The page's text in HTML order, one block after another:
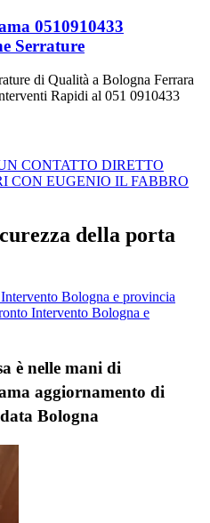
0510910433
Serrature
di Qualità a Bologna Ferrara
Rapidi al 051 0910433
CONTATTO DIRETTO
CON EUGENIO IL FABBRO
della porta
Bologna e provincia
Intervento Bologna e
è nelle mani di
aggiornamento di
Bologna